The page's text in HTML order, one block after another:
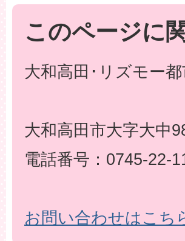
このページに
大和高田･リズモー
大和高田市大字大中
電話番号：0745-22-
お問い合わせはこち